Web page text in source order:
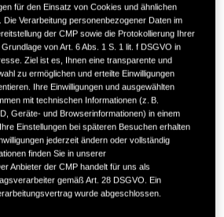
2025 der erste Samstag im Juni
So soll in diesem Jahr am
Aufmerksamkeit für dieses wichtige
und jede*r Einzelne dazu
informieren und die eigene
Denn obwohl die Deutschen
Befragung aus dem Jahr 2024
für den Einsatz von Cookies und ähnlichen
Die Verarbeitung personenbezogener Daten im
der CMP sowie die Protokollierung Ihrer
von Art. 6 Abs. 1 S. 1 lit. f DSGVO in
Ziel ist es, Ihnen eine transparente und
zu ermöglichen und erteilte Einwilligungen
Ihre Einwilligungen und ausgewählten
mit technischen Informationen (z. B.
Geräte- und Browserinformationen) in einem
Einstellungen bei späteren Besuchen erhalten
jederzeit ändern oder vollständig
finden Sie in unserer
Anbieter der CMP handelt für uns als
gemäß Art. 28 DSGVO. Ein
wurde abgeschlossen.